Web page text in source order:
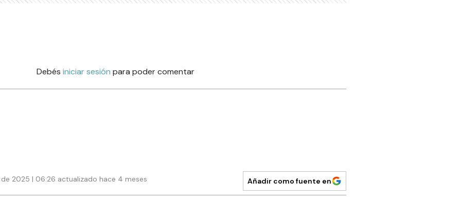
Debés iniciar sesión para poder comentar
2025 | 06:26 actualizado hace 4 meses Añadir como fuente en